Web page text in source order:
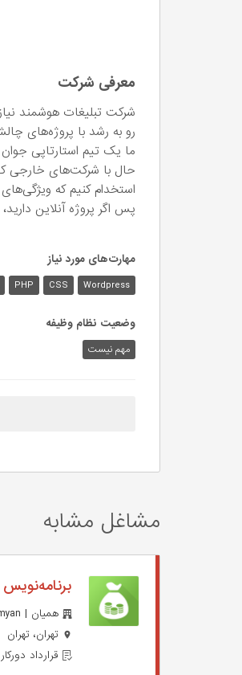
معرفی شرکت
شرکت تبلیغات هوشمند
رو به رشد با پروژه‌های
ما یک تیم استارتاپی
حال با شرکت‌های خارجی
استخدام کنیم که
پس اگر پروژه آنلاین
مهارت‌های مورد نیاز
Wordpress
CSS
PHP
وضعیت نظام وظیفه
مهم‌ نیست
مشاغل مشابه
برنامه‌نویس Back-End (دورکاری)
همیان | Hamyan
تهران، تهران
قرارداد